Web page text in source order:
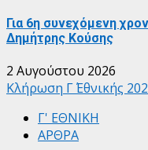
Για 6η συνεχόμενη
Δημήτρης Κούσης
2 Αυγούστου 2026
Κλήρωση Γ΄ Εθνικής
Γ' ΕΘΝΙΚΗ
ΑΡΘΡΑ